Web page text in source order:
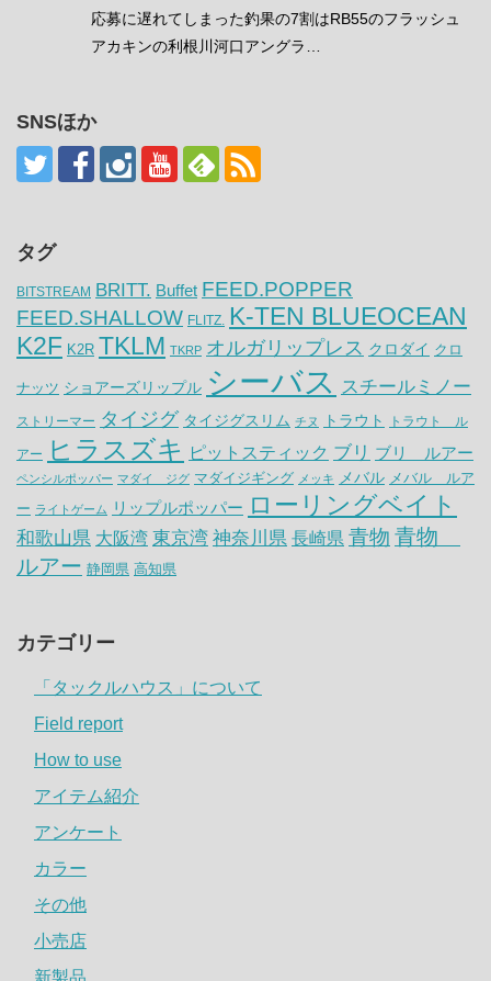
応募に遅れてしまった釣果の7割はRB55のフラッシュ
アカキンの利根川河口アングラ…
SNSほか
タグ
BITSTREAM BRITT. Buffet FEED.POPPER
FEED.SHALLOW FLITZ. K-TEN BLUEOCEAN
K2F K2R TKLM TKRP オルガリップレス クロダイ クロ
ナッツ ショアーズリップル シーバス スチールミノー
ストリーマー タイジグ タイジグスリム チヌ トラウト トラウト ル
アー ヒラスズキ ピットスティック ブリ ブリ ルアー
ペンシルポッパー マダイ ジグ マダイジギング メッキ メバル メバル ルア
ー ライトゲーム リップルポッパー ローリングベイト
和歌山県 大阪湾 東京湾 神奈川県 長崎県 青物 青物
ルアー 静岡県 高知県
カテゴリー
「タックルハウス」について
Field report
How to use
アイテム紹介
アンケート
カラー
その他
小売店
新製品